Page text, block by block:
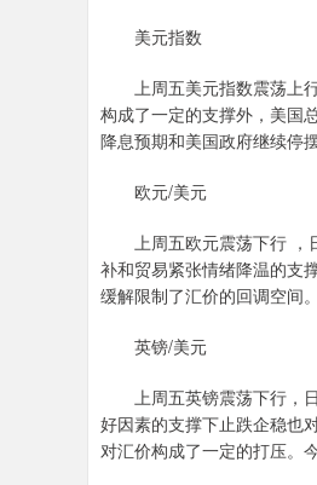
美元指数
上周五美元指数震荡上行
构成了一定的支撑外，美国
降息预期和美国政府继续停
欧元/美元
上周五欧元震荡下行 ，日
补和贸易紧张情绪降温的支
缓解限制了汇价的回调空间
英镑/美元
上周五英镑震荡下行，日
好因素的支撑下止跌企稳也
对汇价构成了一定的打压。